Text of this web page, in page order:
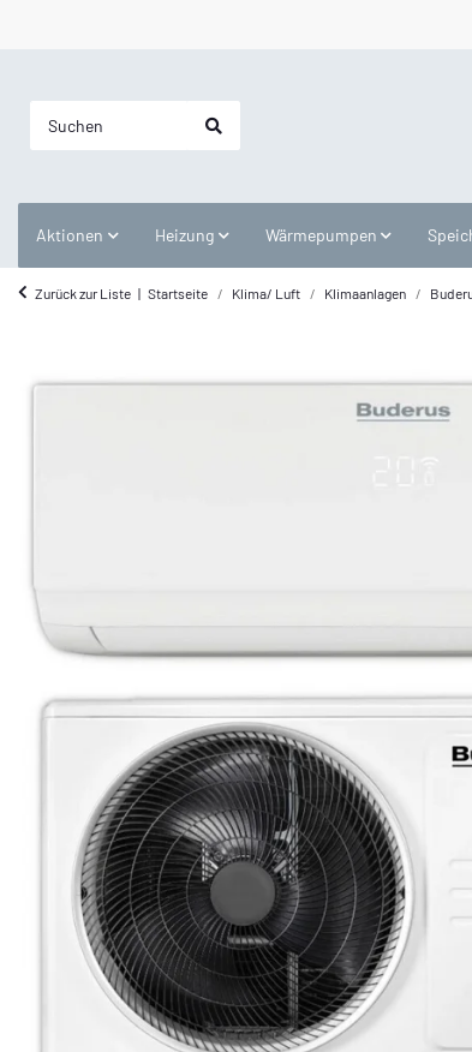
Aktionen Heizung Wärmepumpen
Zurück zur Liste Startseite Klima/ Luft Klimaanlagen